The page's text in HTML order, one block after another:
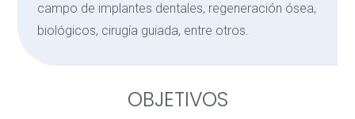
campo de implantes dentales, regeneración ósea,
biológicos, cirugía guiada, entre otros.
OBJETIVOS